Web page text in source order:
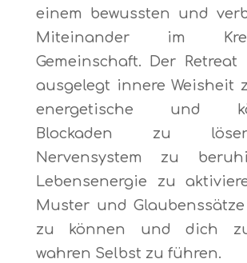
einem bewussten und
Miteinander im
Gemeinschaft. Der
ausgelegt innere Weisheit
energetische und
Blockaden zu
Nervensystem zu
Lebensenergie zu
Muster und
zu können und dich
wahren Selbst zu führen.